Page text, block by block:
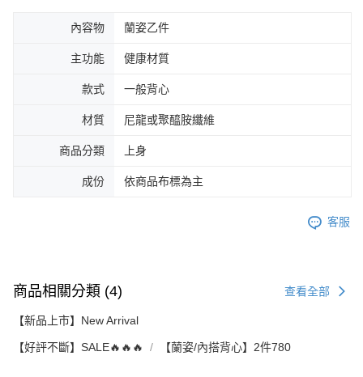
內容物 蘭姿乙件
主功能 健康材質
款式 一般背心
材質 尼龍或聚醯胺纖維
商品分類 上身
成份 依商品布標為主
客服
商品相關分類 (4) 查看全部
【新品上市】New Arrival
【好評不斷】SALE🔥🔥🔥 【蘭姿/內搭背心】2件780